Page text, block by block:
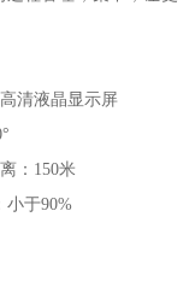
液晶显示屏
：150米
于90%